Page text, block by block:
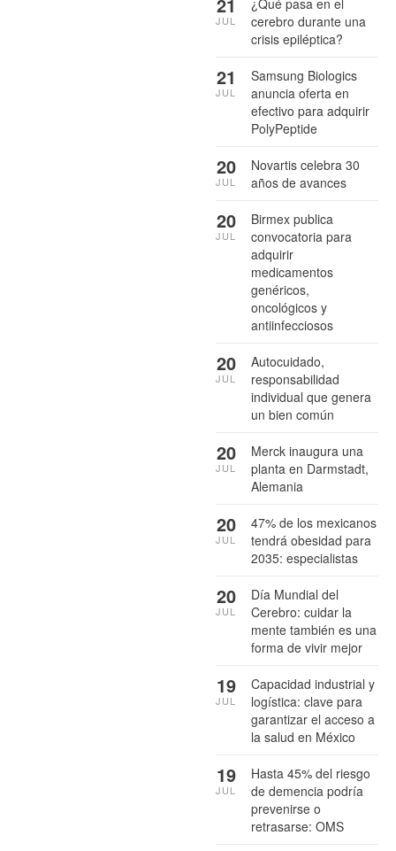
¿Qué pasa en el
cerebro durante una
crisis epiléptica?
JUL
Samsung Biologics
anuncia oferta en
efectivo para adquirir
PolyPeptide
21
JUL
Novartis celebra 30
años de avances
20
JUL
Birmex publica
convocatoria para
adquirir
medicamentos
genéricos,
oncológicos y
antiinfecciosos
20
JUL
Autocuidado,
responsabilidad
individual que genera
un bien común
20
JUL
Merck inaugura una
planta en Darmstadt,
Alemania
20
JUL
47% de los mexicanos
tendrá obesidad para
2035: especialistas
20
JUL
Día Mundial del
Cerebro: cuidar la
mente también es una
forma de vivir mejor
20
JUL
Capacidad industrial y
logística: clave para
garantizar el acceso a
la salud en México
19
JUL
Hasta 45% del riesgo
de demencia podría
prevenirse o
retrasarse: OMS
19
JUL